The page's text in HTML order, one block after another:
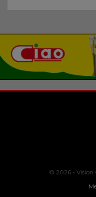
© 2026 - Vision